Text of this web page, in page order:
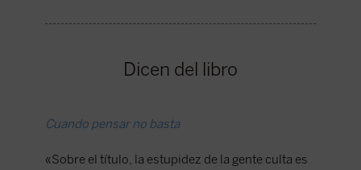
Dicen del libro
Cuando pensar no basta
«Sobre el título, la estupidez de la gente culta es